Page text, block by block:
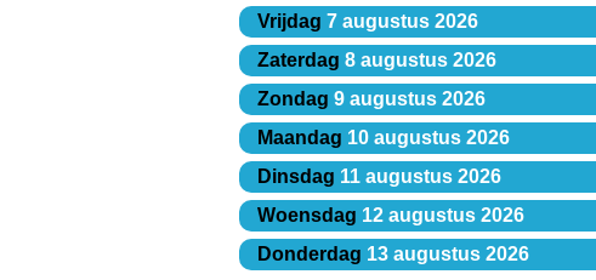
Vrijdag 7 augustus 2026
Zaterdag 8 augustus 2026
Zondag 9 augustus 2026
Maandag 10 augustus 2026
Dinsdag 11 augustus 2026
Woensdag 12 augustus 2026
Donderdag 13 augustus 2026